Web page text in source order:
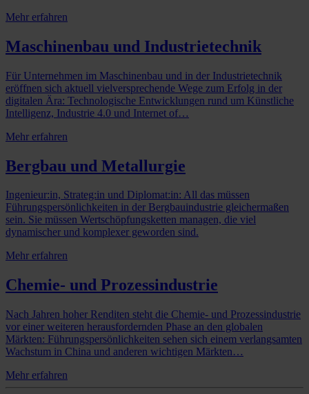
Mehr erfahren
Maschinenbau und Industrietechnik
Für Unternehmen im Maschinenbau und in der Industrietechnik
eröffnen sich aktuell vielversprechende Wege zum Erfolg in der
digitalen Ära: Technologische Entwicklungen rund um Künstliche
Intelligenz, Industrie 4.0 und Internet of…
Mehr erfahren
Bergbau und Metallurgie
Ingenieur:in, Strateg:in und Diplomat:in: All das müssen
Führungspersönlichkeiten in der Bergbauindustrie gleichermaßen
sein. Sie müssen Wertschöpfungsketten managen, die viel
dynamischer und komplexer geworden sind.
Mehr erfahren
Chemie- und Prozessindustrie
Nach Jahren hoher Renditen steht die Chemie- und Prozessindustrie
vor einer weiteren herausfordernden Phase an den globalen
Märkten: Führungspersönlichkeiten sehen sich einem verlangsamten
Wachstum in China und anderen wichtigen Märkten…
Mehr erfahren